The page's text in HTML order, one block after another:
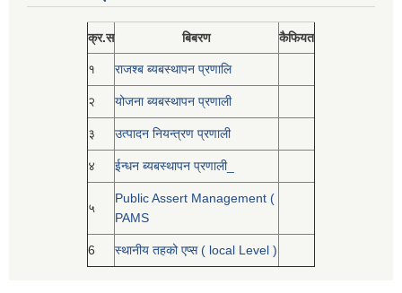
क्र.स बिबरण कैफियत
१ राजश्ब ब्यबस्थापन प्रणालि
२ योजना ब्यबस्थापन प्रणाली
३ उत्पादन नियन्त्रण प्रणाली
४ ईन्धन ब्यबस्थापन प्रणाली_
५
Public Assert Management (
PAMS
6 स्थानीय तहको एप्स ( local Level )